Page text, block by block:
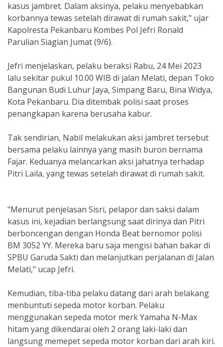
kasus jambret. Dalam aksinya, pelaku menyebabkan
korbannya tewas setelah dirawat di rumah sakit," ujar
Kapolresta Pekanbaru Kombes Pol Jefri Ronald
Parulian Siagian Jumat (9/6).
Jefri menjelaskan, pelaku beraksi Rabu, 24 Mei 2023
lalu sekitar pukul 10.00 WIB di jalan Melati, depan Toko
Bangunan Budi Luhur Jaya, Simpang Baru, Bina Widya,
Kota Pekanbaru. Dia ditembak polisi saat proses
penangkapan karena berusaha kabur.
Tak sendirian, Nabil melakukan aksi jambret tersebut
bersama pelaku lainnya yang masih buron bernama
Fajar. Keduanya melancarkan aksi jahatnya terhadap
Pitri Laila, yang tewas setelah dirawat di rumah sakit.
"Menurut penjelasan Sisri, pelapor dan saksi dalam
kasus ini, kejadian berlangsung saat dirinya dan Pitri
berboncengan dengan Honda Beat bernomor polisi
BM 3052 YY. Mereka baru saja mengisi bahan bakar di
SPBU Garuda Sakti dan melanjutkan perjalanan di Jalan
Melati," ucap Jefri.
Kemudian, tiba-tiba pelaku datang dari arah belakang
menbuntuti sepeda motor korban. Pelaku
menggunakan sepeda motor merk Yamaha N-Max
hitam yang dikendarai oleh 2 orang laki-laki dan
langsung memepet sepeda motor korban dari arah kiri.